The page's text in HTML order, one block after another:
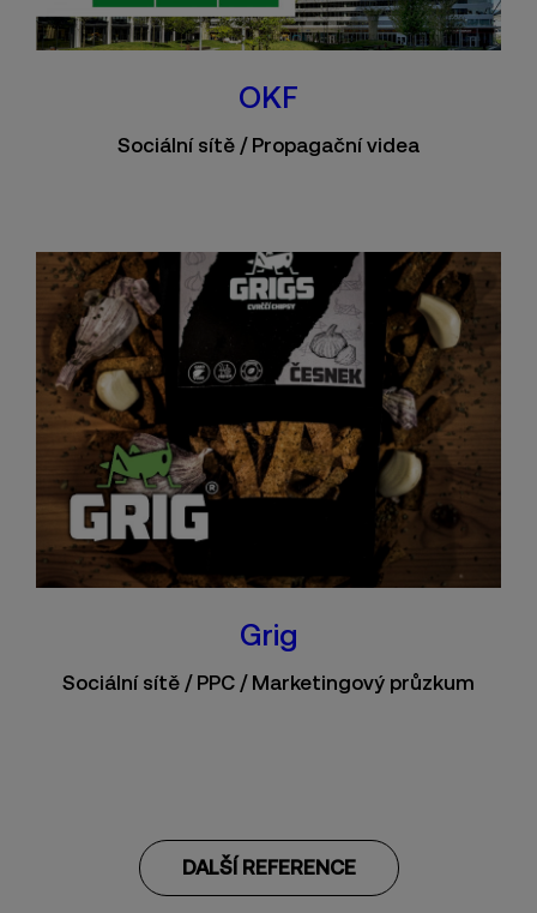
OKF
Sociální sítě / Propagační videa
Grig
Sociální sítě / PPC / Marketingový průzkum
DALŠÍ REFERENCE